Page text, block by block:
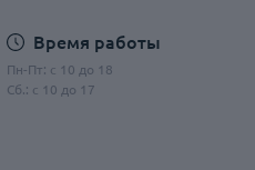
Время работы
Пн-Пт: с 10 до 18
Сб.: с 10 до 17